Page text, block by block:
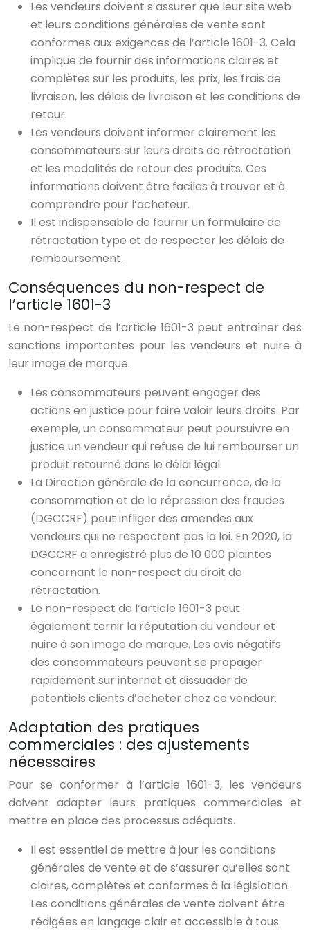
Les vendeurs doivent s’assurer que leur site web
et leurs conditions générales de vente sont
conformes aux exigences de l’article 1601-3. Cela
implique de fournir des informations claires et
complètes sur les produits, les prix, les frais de
livraison, les délais de livraison et les conditions de
retour.
Les vendeurs doivent informer clairement les
consommateurs sur leurs droits de rétractation
et les modalités de retour des produits. Ces
informations doivent être faciles à trouver et à
comprendre pour l’acheteur.
Il est indispensable de fournir un formulaire de
rétractation type et de respecter les délais de
remboursement.
Conséquences du non-respect de
l’article 1601-3
Le non-respect de l’article 1601-3 peut entraîner des
sanctions importantes pour les vendeurs et nuire à
leur image de marque.
Les consommateurs peuvent engager des
actions en justice pour faire valoir leurs droits. Par
exemple, un consommateur peut poursuivre en
justice un vendeur qui refuse de lui rembourser un
produit retourné dans le délai légal.
La Direction générale de la concurrence, de la
consommation et de la répression des fraudes
(DGCCRF) peut infliger des amendes aux
vendeurs qui ne respectent pas la loi. En 2020, la
DGCCRF a enregistré plus de 10 000 plaintes
concernant le non-respect du droit de
rétractation.
Le non-respect de l’article 1601-3 peut
également ternir la réputation du vendeur et
nuire à son image de marque. Les avis négatifs
des consommateurs peuvent se propager
rapidement sur internet et dissuader de
potentiels clients d’acheter chez ce vendeur.
Adaptation des pratiques
commerciales : des ajustements
nécessaires
Pour se conformer à l’article 1601-3, les vendeurs
doivent adapter leurs pratiques commerciales et
mettre en place des processus adéquats.
Il est essentiel de mettre à jour les conditions
générales de vente et de s’assurer qu’elles sont
claires, complètes et conformes à la législation.
Les conditions générales de vente doivent être
rédigées en langage clair et accessible à tous.